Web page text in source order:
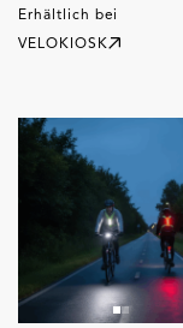
Erhältlich bei
VELOKIOSK